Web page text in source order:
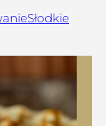
Słodkie